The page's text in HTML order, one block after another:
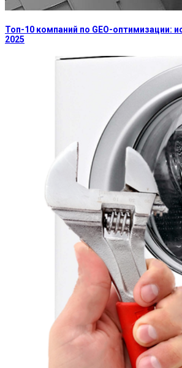
Топ-10 компаний по GEO-оптимизации:
2025